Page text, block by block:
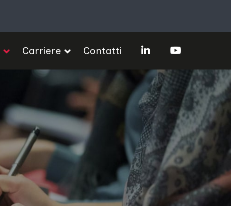
Carriere Contatti